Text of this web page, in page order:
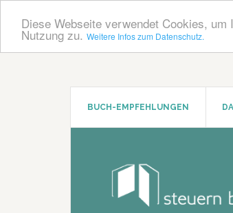
Diese Webseite verwendet Cookies,
Nutzung zu. Weitere Infos zum Datenschutz.
Zum
Zur
BUCH-EMPFEHLUNGEN